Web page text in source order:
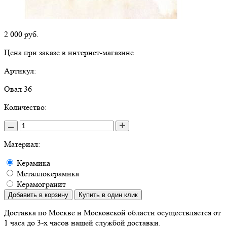
2 000 руб.
Цена при заказе в интернет-магазине
Артикул:
Овал 36
Количество:
Материал:
Керамика
Металлокерамика
Керамогранит
Добавить в корзину Купить в один клик
Доставка по Москве и Московской области осуществляется от
1 часа до 3-х часов нашей службой доставки.